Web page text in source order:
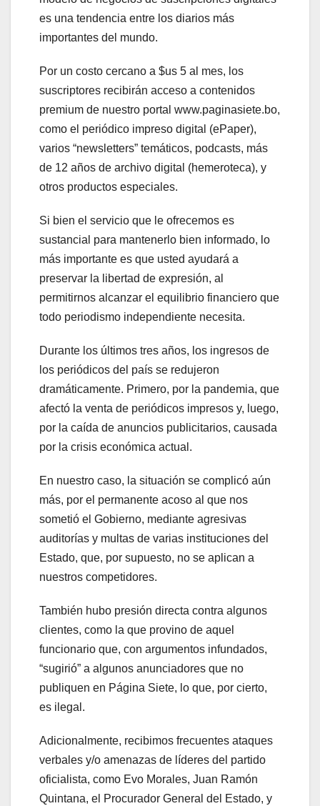
es una tendencia entre los diarios más
importantes del mundo.
Por un costo cercano a $us 5 al mes, los
suscriptores recibirán acceso a contenidos
premium de nuestro portal www.paginasiete.bo,
como el periódico impreso digital (ePaper),
varios “newsletters” temáticos, podcasts, más
de 12 años de archivo digital (hemeroteca), y
otros productos especiales.
Si bien el servicio que le ofrecemos es
sustancial para mantenerlo bien informado, lo
más importante es que usted ayudará a
preservar la libertad de expresión, al
permitirnos alcanzar el equilibrio financiero que
todo periodismo independiente necesita.
Durante los últimos tres años, los ingresos de
los periódicos del país se redujeron
dramáticamente. Primero, por la pandemia, que
afectó la venta de periódicos impresos y, luego,
por la caída de anuncios publicitarios, causada
por la crisis económica actual.
En nuestro caso, la situación se complicó aún
más, por el permanente acoso al que nos
sometió el Gobierno, mediante agresivas
auditorías y multas de varias instituciones del
Estado, que, por supuesto, no se aplican a
nuestros competidores.
También hubo presión directa contra algunos
clientes, como la que provino de aquel
funcionario que, con argumentos infundados,
“sugirió” a algunos anunciadores que no
publiquen en Página Siete, lo que, por cierto,
es ilegal.
Adicionalmente, recibimos frecuentes ataques
verbales y/o amenazas de líderes del partido
oficialista, como Evo Morales, Juan Ramón
Quintana, el Procurador General del Estado, y